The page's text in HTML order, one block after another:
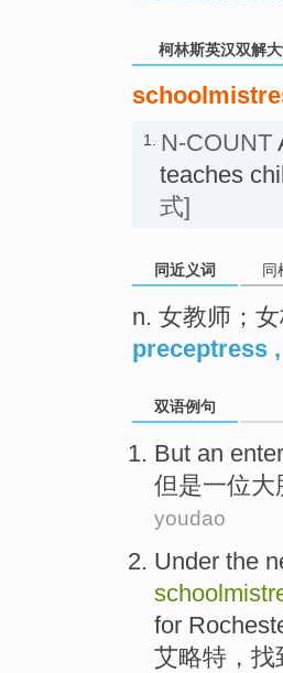
柯林斯英汉双解
1. N-COUNT
teaches
式]
同近义词 同
n. 女教师；
preceptress ,
双语例句
But an
但是一位大
youdao
Under the
for
艾略特 ， 找